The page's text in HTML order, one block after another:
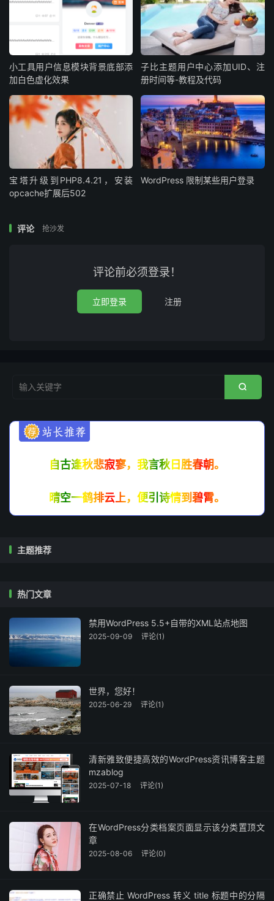
小工具用户信息模块背景底部添
加白色虚化效果
子比主题用户中心添加UID、注
册时间等-教程及代码
宝塔升级到PHP8.4.21，安装
opcache扩展后502
WordPress 限制某些用户登录
评论 抢沙发
评论前必须登录！
立即登录 注册

自古逢秋悲寂寥，我言秋日胜春朝。
晴空一鹤排云上，便引诗情到碧霄。
主题推荐
热门文章
禁用WordPress 5.5+自带的XML站点地图
2025-09-09 评论(1)
世界，您好！
2025-06-29 评论(1)
清新雅致便捷高效的WordPress资讯博客主题
mzablog
2025-07-18 评论(1)
在WordPress分类档案页面显示该分类置顶文
章
2025-08-06 评论(0)
正确禁止 WordPress 转义 title 标题中的分隔